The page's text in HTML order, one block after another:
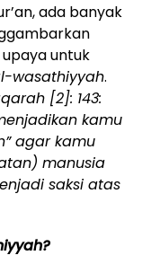
ada banyak
untuk
wasathiyyah.
[2]: 143:
kamu
agar kamu
manusia
saksi atas